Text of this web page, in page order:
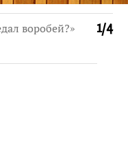
1/4
воробей?»